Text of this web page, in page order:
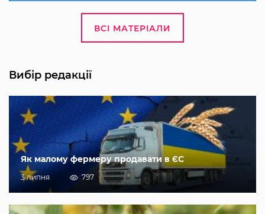
ВСІ МАТЕРІАЛИ
Вибір редакції
Як малому фермеру продавати в ЄС
3 липня 797